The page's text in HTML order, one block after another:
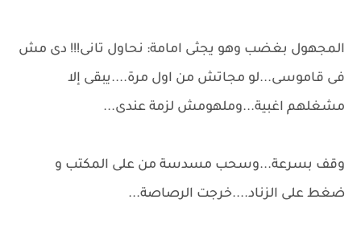
المجهول بغضب وهو يجثى امامة: نحاول تانى!!! دى مش
فى قاموسى...لو مجاتش من اول مرة....يبقى إلا
مشغلهم اغبية...وملهومش لزمة عندى...
وقف بسرعة...وسحب مسدسة من على المكتب و
ضغط على الزناد....خرجت الرصاصة...